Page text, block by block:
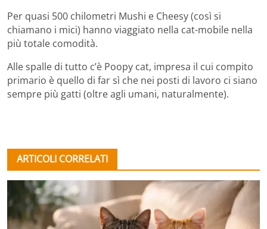
Per quasi 500 chilometri Mushi e Cheesy (così si
chiamano i mici) hanno viaggiato nella cat-mobile nella
più totale comodità.
Alle spalle di tutto c’è Poopy cat, impresa il cui compito
primario è quello di far sì che nei posti di lavoro ci siano
sempre più gatti (oltre agli umani, naturalmente).
ARTICOLI CORRELATI